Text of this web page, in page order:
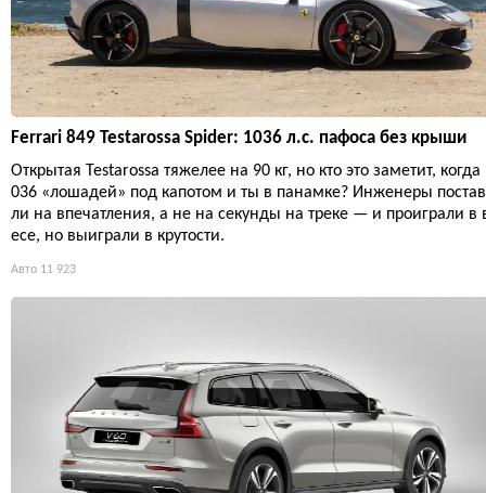
Ferrari 849 Testarossa Spider: 1036 л.с. пафоса без крыши
Открытая Testarossa тяжелее на 90 кг, но кто это заметит, когда
036 «лошадей» под капотом и ты в панамке? Инженеры
ли на впечатления, а не на секунды на треке — и проиграли в
есе, но выиграли в крутости.
Авто 11 923